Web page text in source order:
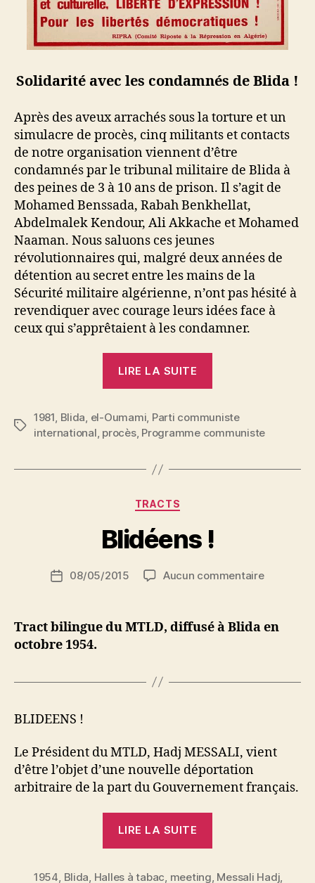
Solidarité avec les condamnés de Blida !
Après des aveux arrachés sous la torture et un
simulacre de procès, cinq militants et contacts
de notre organisation viennent d’être
condamnés par le tribunal militaire de Blida à
des peines de 3 à 10 ans de prison. Il s’agit de
Mohamed Benssada, Rabah Benkhellat,
Abdelmalek Kendour, Ali Akkache et Mohamed
Naaman. Nous saluons ces jeunes
révolutionnaires qui, malgré deux années de
détention au secret entre les mains de la
Sécurité militaire algérienne, n’ont pas hésité à
revendiquer avec courage leurs idées face à
ceux qui s’apprêtaient à les condamner.
LIRE LA SUITE
Blida »
Étiquettes
1981, Blida, el-Oumami, Parti communiste
international, procès, Programme communiste
Catégories
TRACTS
Blidéens !
P
r
b
i
M
s
Date08/05/2015 Aucun commentairesur
Tract bilingue du MTLD, diffusé à Blida en
octobre 1954.
BLIDEENS !
Le Président du MTLD, Hadj MESSALI, vient
d’être l’objet d’une nouvelle déportation
arbitraire de la part du Gouvernement français.
LIRE LA SUITE
1954, Blida, Halles à tabac, meeting, Messali Hadj,